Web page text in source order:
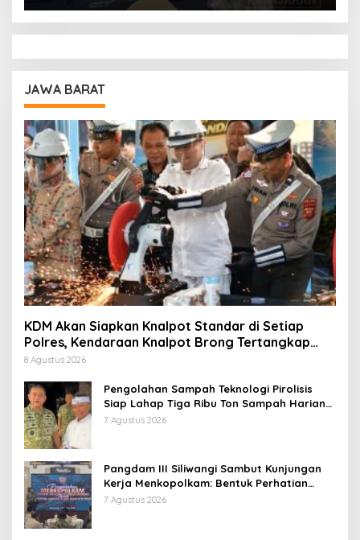
JAWA BARAT
KDM Akan Siapkan Knalpot Standar di Setiap
Polres, Kendaraan Knalpot Brong Tertangkap
Langsung Ganti
8 Agustus 2026
Pengolahan Sampah Teknologi Pirolisis
Siap Lahap Tiga Ribu Ton Sampah Harian
Jawa Barat
7 Agustus 2026
Pangdam III Siliwangi Sambut Kunjungan
Kerja Menkopolkam: Bentuk Perhatian
Pemerintah
7 Agustus 2026